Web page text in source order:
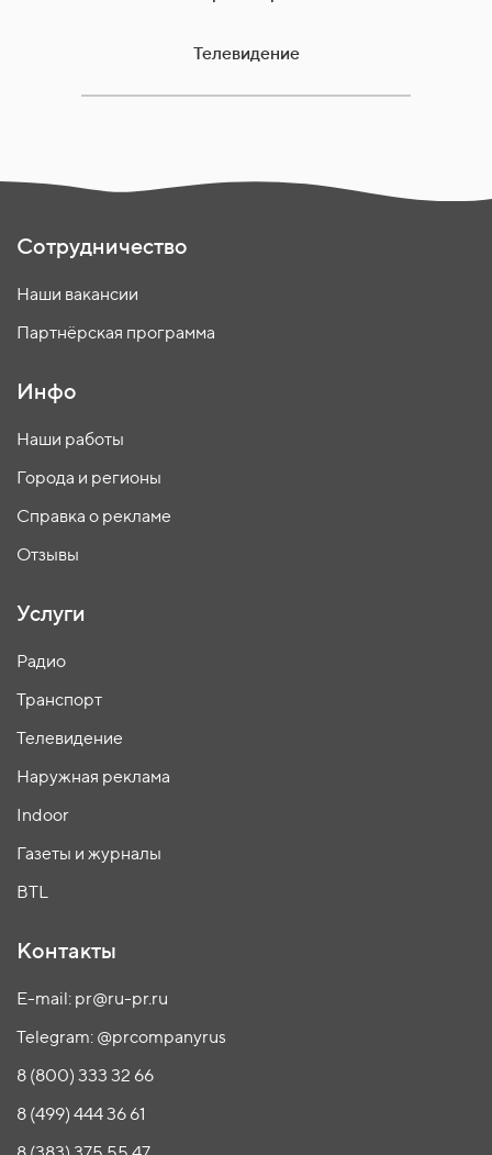
Телевидение
Сотрудничество
Наши вакансии
Партнёрская программа
Инфо
Наши работы
Города и регионы
Справка о рекламе
Отзывы
Услуги
Радио
Транспорт
Телевидение
Наружная реклама
Indoor
Газеты и журналы
BTL
Контакты
E-mail: pr@ru-pr.ru
Telegram: @prcompanyrus
8 (800) 333 32 66
8 (499) 444 36 61